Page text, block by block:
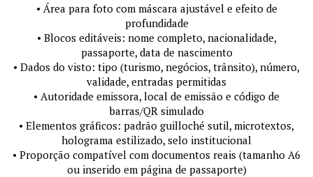
• Área para foto com máscara ajustável e efeito de
profundidade
• Blocos editáveis: nome completo, nacionalidade,
passaporte, data de nascimento
• Dados do visto: tipo (turismo, negócios, trânsito), número,
validade, entradas permitidas
• Autoridade emissora, local de emissão e código de
barras/QR simulado
• Elementos gráficos: padrão guilloché sutil, microtextos,
holograma estilizado, selo institucional
• Proporção compatível com documentos reais (tamanho A6
ou inserido em página de passaporte)